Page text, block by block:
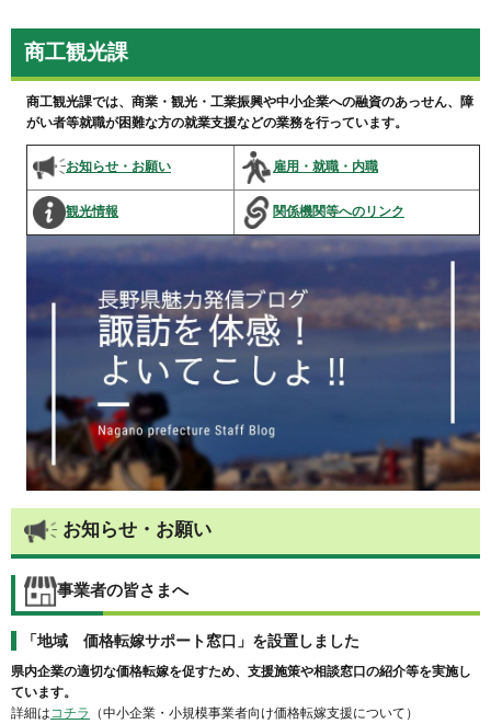
商工観光課
商工観光課では、商業・観光・工業振興や中小企業への融資のあっせん、障
がい者等就職が困難な方の就業支援などの業務を行っています。
お知らせ・お願い 雇用・就職・内職
観光情報 関係機関等へのリンク
お知らせ・お願い
事業者の皆さまへ
「地域 価格転嫁サポート窓口」を設置しました
県内企業の適切な価格転嫁を促すため、支援施策や相談窓口の紹介等を実施し
ています。
詳細はコチラ （中小企業・小規模事業者向け価格転嫁支援について）